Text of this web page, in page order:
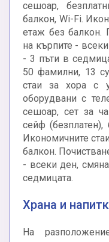
сешоар,
балкон, Wi-Fi.
етаж без балкон.
на кърпите -
- 3 пъти в
50 фамилни, 13
стаи за хора с
оборудвани с
сешоар, сет за
сейф
Икономичните
балкон.
- всеки ден,
седмицата.
Храна и
На